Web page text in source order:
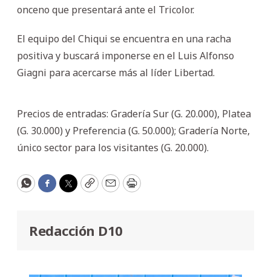
onceno que presentará ante el Tricolor.
El equipo del Chiqui se encuentra en una racha
positiva y buscará imponerse en el Luis Alfonso
Giagni para acercarse más al líder Libertad.
Precios de entradas: Gradería Sur (G. 20.000), Platea
(G. 30.000) y Preferencia (G. 50.000); Gradería Norte,
único sector para los visitantes (G. 20.000).
WhatsApp
Facebook
Twitter
CopyEmailPrint
Redacción D10